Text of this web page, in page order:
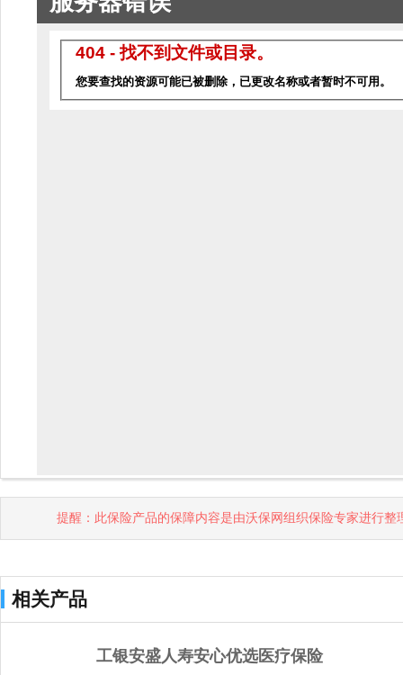
提醒：此保险产品的保障内容是由沃保网组织保险专家进行
相关产品
工银安盛人寿安心优选医疗保险